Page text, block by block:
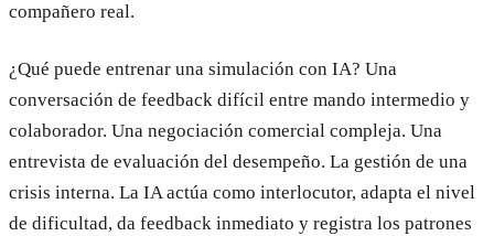
compañero real.
¿Qué puede entrenar una simulación con IA? Una
conversación de feedback difícil entre mando intermedio y
colaborador. Una negociación comercial compleja. Una
entrevista de evaluación del desempeño. La gestión de una
crisis interna. La IA actúa como interlocutor, adapta el nivel
de dificultad, da feedback inmediato y registra los patrones